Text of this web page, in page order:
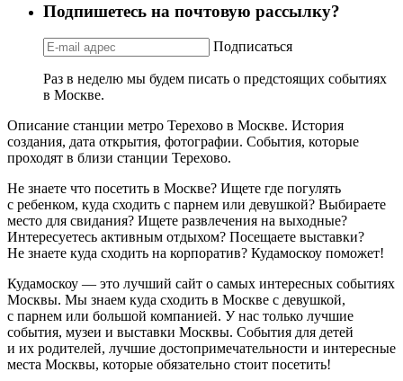
Подпишетесь на почтовую рассылку?
Подписаться
Раз в неделю мы будем писать о предстоящих событиях
в Москве.
Описание станции метро Терехово в Москве. История
создания, дата открытия, фотографии. События, которые
проходят в близи станции Терехово.
Не знаете что посетить в Москве? Ищете где погулять
с ребенком, куда сходить с парнем или девушкой? Выбираете
место для свидания? Ищете развлечения на выходные?
Интересуетесь активным отдыхом? Посещаете выставки?
Не знаете куда сходить на корпоратив? Кудамоскоу поможет!
Кудамоскоу — это лучший сайт о самых интересных событиях
Москвы. Мы знаем куда сходить в Москве с девушкой,
с парнем или большой компанией. У нас только лучшие
события, музеи и выставки Москвы. События для детей
и их родителей, лучшие достопримечательности и интересные
места Москвы, которые обязательно стоит посетить!